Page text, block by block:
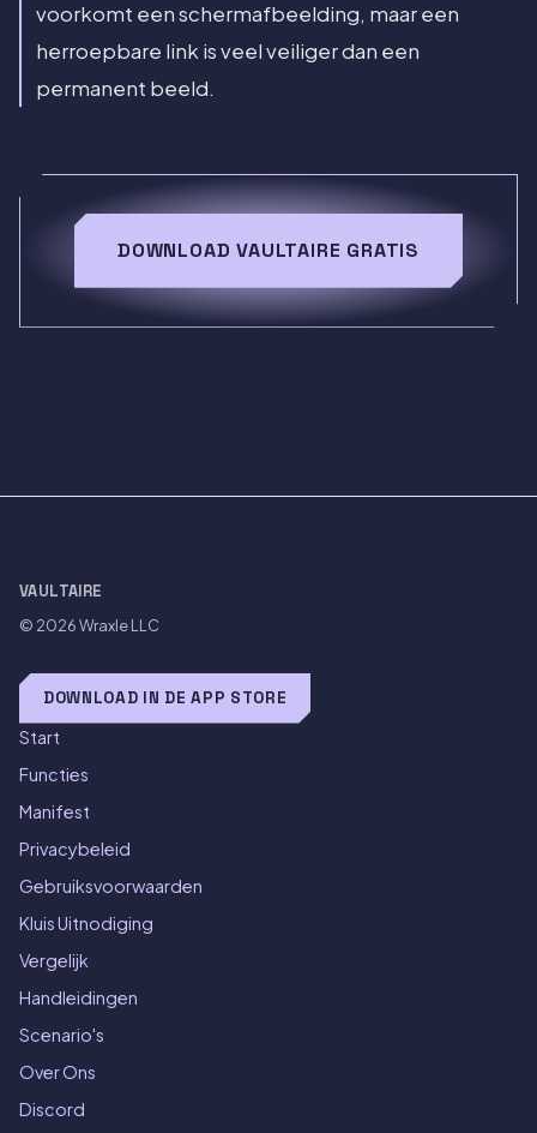
voorkomt een schermafbeelding, maar een
herroepbare link is veel veiliger dan een
permanent beeld.
DOWNLOAD VAULTAIRE GRATIS
VAULTAIRE
© 2026Wraxle LLC
DOWNLOAD IN DE APP STORE
Start
Functies
Manifest
Privacybeleid
Gebruiksvoorwaarden
Kluis Uitnodiging
Vergelijk
Handleidingen
Scenario's
Over Ons
Discord